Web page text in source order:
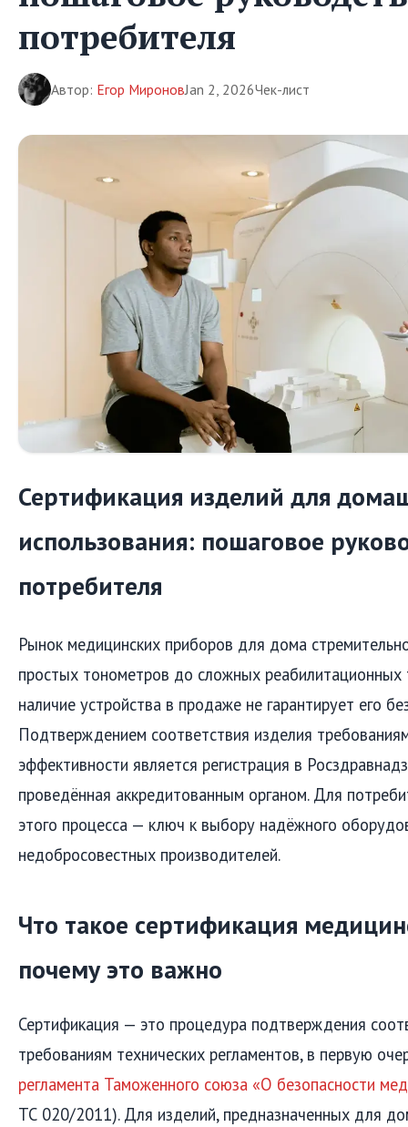
потребителя
Автор: Егор МироновJan 2, 2026Чек-лист
Сертификация изделий для
использования: пошаговое
потребителя
Рынок медицинских приборов для дома
простых тонометров до сложных реабилитационных
наличие устройства в продаже не гарантирует его
Подтверждением соответствия изделия
эффективности является регистрация в
проведённая аккредитованным органом. Для
этого процесса — ключ к выбору надёжного
недобросовестных производителей.
Что такое сертификация
почему это важно
Сертификация — это процедура подтверждения
требованиям технических регламентов, в первую
регламента Таможенного союза «О безопасности
ТС 020/2011). Для изделий, предназначенных для